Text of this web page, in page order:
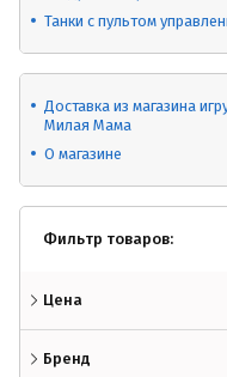
Танки с пультом
Доставка из магазина
Милая Мама
О магазине
Фильтр товаров:
Цена
Бренд